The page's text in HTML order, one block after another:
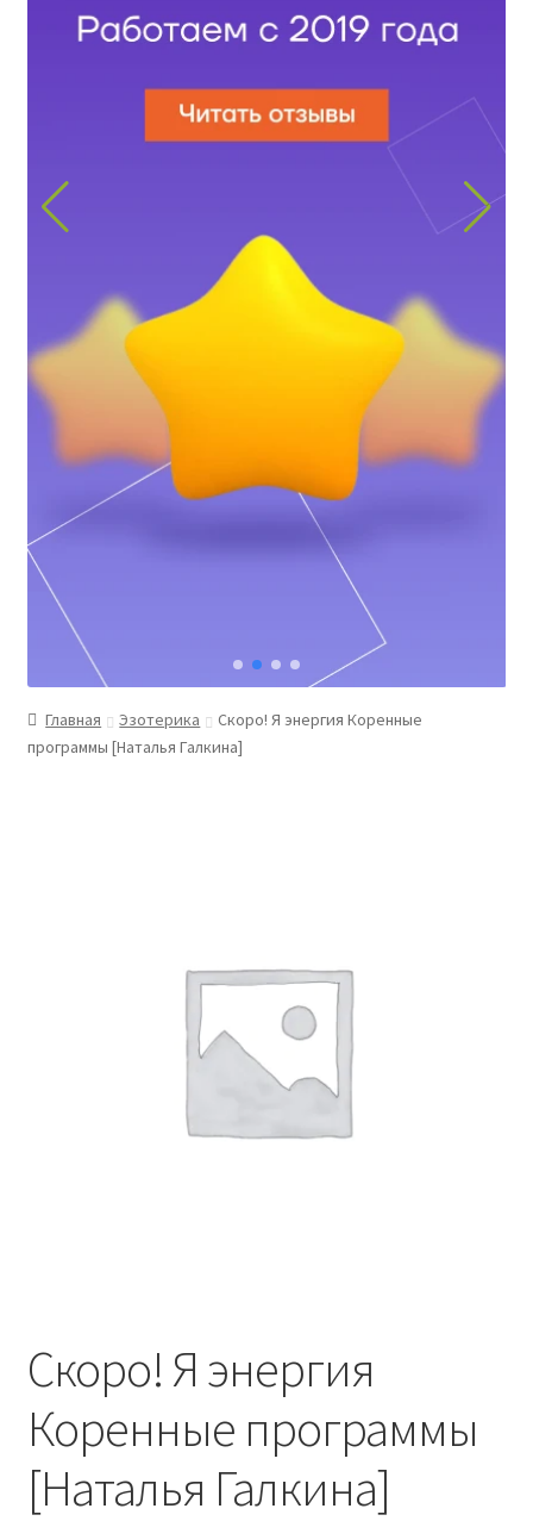
Главная Эзотерика
Скоро! Я энергия Коренные
программы [Наталья Галкина]
Скоро! Я энергия
Коренные программы
[Наталья Галкина]